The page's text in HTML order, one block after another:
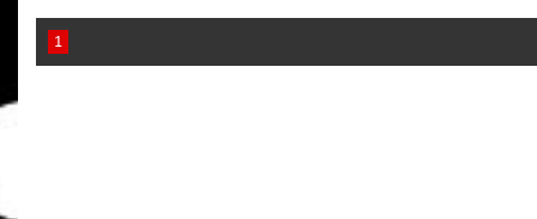
1